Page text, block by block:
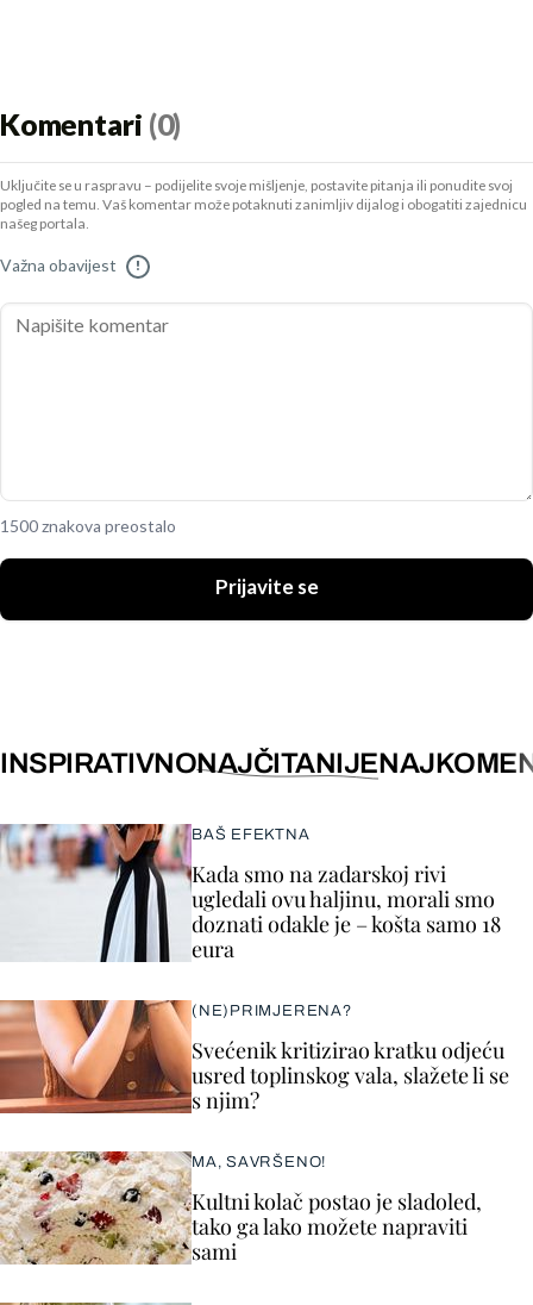
Komentari (0)
Uključite se u raspravu – podijelite svoje mišljenje, postavite pitanja ili ponudite svoj
pogled na temu. Vaš komentar može potaknuti zanimljiv dijalog i obogatiti zajednicu
našeg portala.
Važna obavijest !
1500 znakova preostalo
Prijavite se
INSPIRATIVNONAJČITANIJE
BAŠ EFEKTNA
Kada smo na zadarskoj rivi
ugledali ovu haljinu, morali smo
doznati odakle je – košta samo 18
eura
(NE)PRIMJERENA?
Svećenik kritizirao kratku odjeću
usred toplinskog vala, slažete li se
s njim?
MA, SAVRŠENO!
Kultni kolač postao je sladoled,
tako ga lako možete napraviti
sami